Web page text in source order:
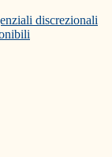
discrezionali